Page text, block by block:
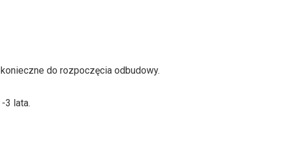
do rozpoczęcia odbudowy.
3 lata.